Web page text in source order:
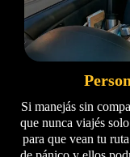
Si manejás sin
que nunca viajés
para que vean tu